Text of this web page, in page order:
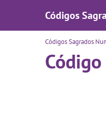
Códigos
Códigos Sagrados